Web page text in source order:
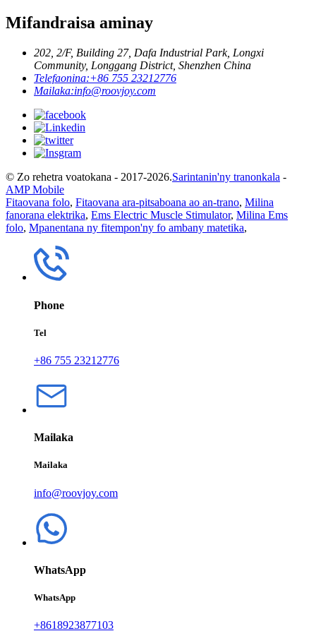
Mifandraisa aminay
202, 2/F, Building 27, Dafa Industrial Park, Longxi
Community, Longgang District, Shenzhen China
Telefaonina:+86 755 23212776
Mailaka:info@roovjoy.com
© Zo rehetra voatokana - 2017-2026.Sarintanin'ny tranonkala -
AMP Mobile
Fitaovana folo, Fitaovana ara-pitsaboana ao an-trano, Milina
fanorana elektrika, Ems Electric Muscle Stimulator, Milina Ems
folo, Mpanentana ny fitempon'ny fo ambany matetika,
Phone
Tel
+86 755 23212776
Mailaka
Mailaka
info@roovjoy.com
WhatsApp
WhatsApp
+8618923877103